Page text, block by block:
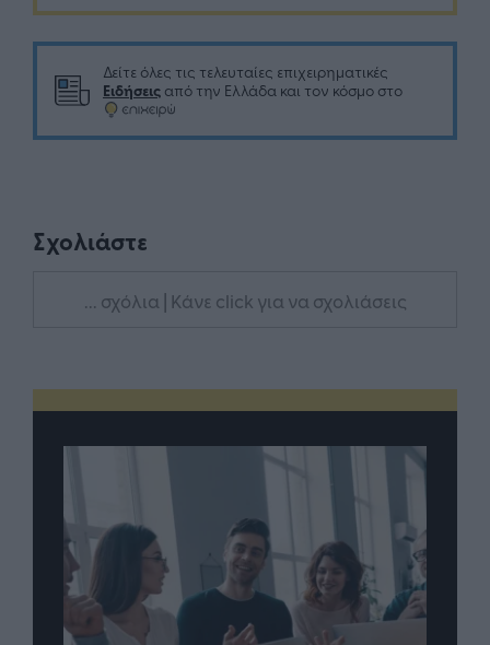
Δείτε όλες τις τελευταίες επιχειρηματικές
Ειδήσεις από την Ελλάδα και τον κόσμο στο
Σχολιάστε
... σχόλια | Κάνε click για να σχολιάσεις